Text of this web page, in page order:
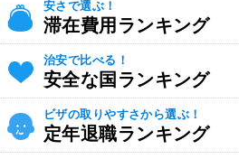
安さで選ぶ！
滞在費用ランキング
治安で比べる！
安全な国ランキング
ビザの取りやすさから選ぶ！
定年退職ランキング